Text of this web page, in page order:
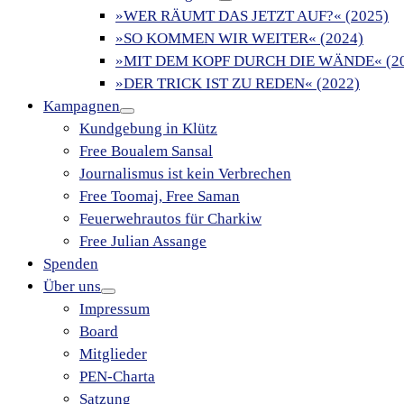
»WER RÄUMT DAS JETZT AUF?« (2025)
»SO KOMMEN WIR WEITER« (2024)
»MIT DEM KOPF DURCH DIE WÄNDE«
»DER TRICK IST ZU REDEN« (2022)
Kampagnen
Kundgebung in Klütz
Free Boualem Sansal
Journalismus ist kein Verbrechen
Free Toomaj, Free Saman
Feuerwehrautos für Charkiw
Free Julian Assange
Spenden
Über uns
Impressum
Board
Mitglieder
PEN-Charta
Satzung